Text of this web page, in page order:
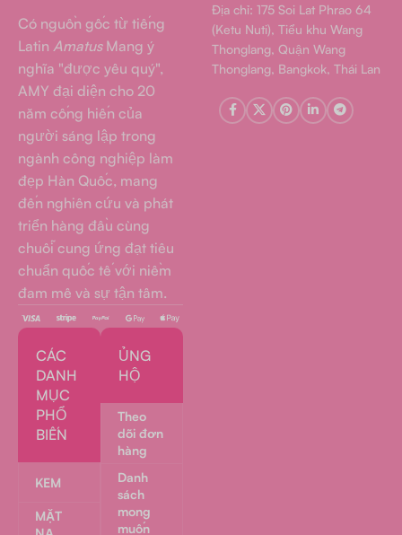
Có nguồn gốc từ tiếng
Latin AmatusMang ý
nghĩa "được yêu quý",
AMY đại diện cho 20
năm cống hiến của
người sáng lập trong
ngành công nghiệp làm
đẹp Hàn Quốc, mang
đến nghiên cứu và phát
triển hàng đầu cùng
chuỗi cung ứng đạt tiêu
chuẩn quốc tế với niềm
đam mê và sự tận tâm.
CÁC
DANH
MỤC
PHỔ
BIẾN
KEM
MẶT
ỦNG
HỘ
Theo
dõi đơn
hàng
Danh
sách
mong
muốn
Địa chỉ: 175 Soi Lat Phrao 64
(Ketu Nuti), Tiểu khu Wang
Thonglang, Quận Wang
Thonglang, Bangkok, Thái Lan